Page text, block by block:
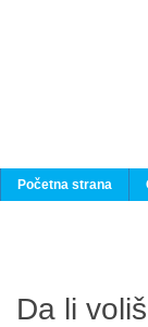
Početna strana
Da li